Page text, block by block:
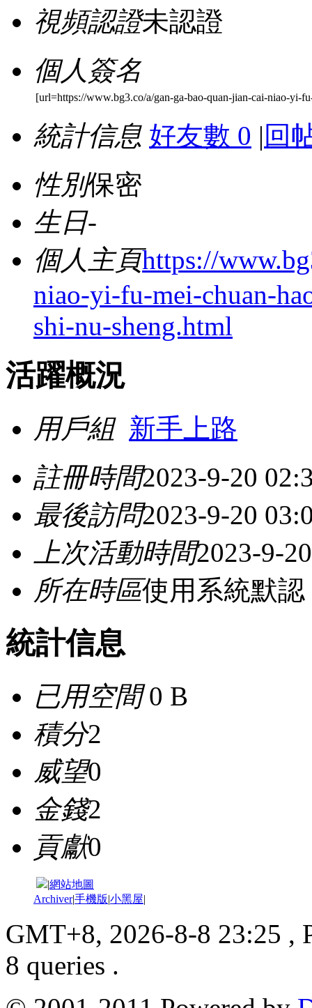
視頻認證未認證
個人簽名
[url=https://www.bg3.co/a/gan-ga-bao-quan-jian-cai-niao-yi-
統計信息 好友數 0 | 回
性別保密
生日-
個人主頁https://
niao-yi-fu-mei-chuan-
shi-nu-sheng.html
活躍概況
用戶組 新手上路
註冊時間2023-9-20
最後訪問2023-9-20
上次活動時間2023-9-
所在時區使用系統默認
統計信息
已用空間0 B
積分2
威望0
金錢2
貢獻0
|網站地圖
Archiver|手機版|小黑屋|
GMT+8, 2026-8-8 23:25 ,
8 queries .